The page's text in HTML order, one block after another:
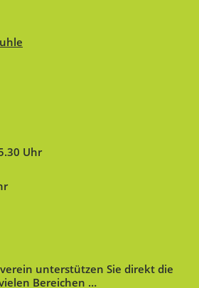
Uhr
unterstützen Sie direkt die
Bereichen …